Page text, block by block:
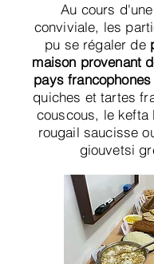
Au cours
conviviale, les
pu se régaler de
maison provenant
pays francophones
quiches et tartes
couscous, le kefta
rougail saucisse
giouvetsi